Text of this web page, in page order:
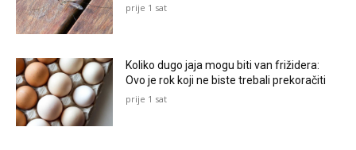
prije 1 sat
Koliko dugo jaja mogu biti van frižidera:
Ovo je rok koji ne biste trebali prekoračiti
prije 1 sat